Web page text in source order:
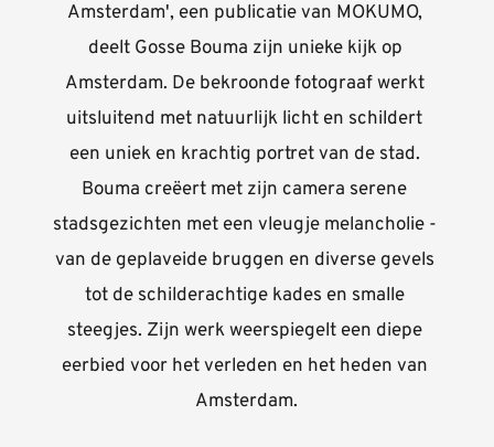
Amsterdam', een publicatie van MOKUMO,
deelt Gosse Bouma zijn unieke kijk op
Amsterdam. De bekroonde fotograaf werkt
uitsluitend met natuurlijk licht en schildert
een uniek en krachtig portret van de stad.
Bouma creëert met zijn camera serene
stadsgezichten met een vleugje melancholie -
van de geplaveide bruggen en diverse gevels
tot de schilderachtige kades en smalle
steegjes. Zijn werk weerspiegelt een diepe
eerbied voor het verleden en het heden van
Amsterdam.